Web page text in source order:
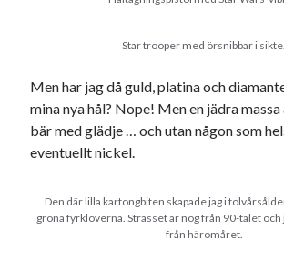
Bokstävlar & AI – mitt levebröd. Gå en kurs!
Den stora bloggläsarvärvsveckan
Godisbrödet från himlen
Köttfärslimpan på allas läppar
Lotten som Sommarpratare (i fantasin alltså: grupp
Vad ska du laga för mat idag? (Recept!)
Star trooper med örsnibbar i sikte.
Men har jag då guld, platina och
mina nya hål? Nope! Men en jädra
bär med glädje … och utan någon som
eventuellt nickel.
Den där lilla kartongbiten skapade jag i
gröna fyrklöverna. Strasset är nog från 90-talet och
från häromåret.